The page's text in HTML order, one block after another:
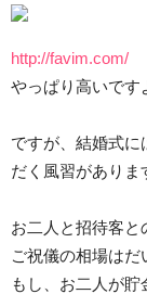
http://favim.com/
やっぱり高いです
ですが、結婚式に
だく風習がありま
お二人と招待客と
ご祝儀の相場はだ
もし、お二人が貯